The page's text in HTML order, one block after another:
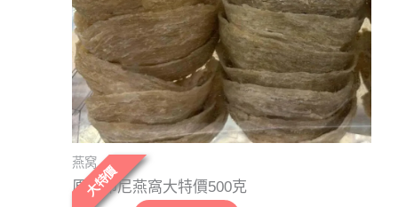
大特價
燕窝
原色印尼燕窩大特價500克